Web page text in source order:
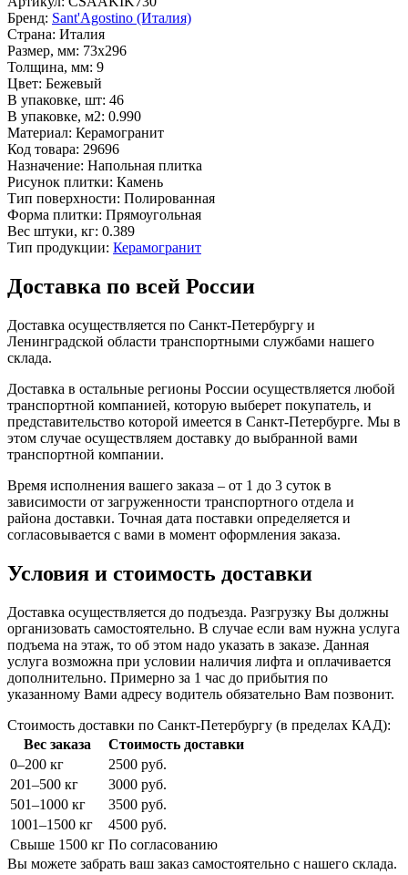
Бренд: Sant'Agostino (Италия)
Страна: Италия
Размер, мм: 73x296
Толщина, мм: 9
Цвет: Бежевый
В упаковке, шт: 46
В упаковке, м2: 0.990
Материал: Керамогранит
Код товара: 29696
Назначение: Напольная плитка
Рисунок плитки: Камень
Тип поверхности: Полированная
Форма плитки: Прямоугольная
Вес штуки, кг: 0.389
Тип продукции: Керамогранит
Доставка по всей России
Доставка осуществляется по Санкт-Петербургу и
Ленинградской области транспортными службами нашего
склада.
Доставка в остальные регионы России осуществляется любой
транспортной компанией, которую выберет покупатель, и
представительство которой имеется в Санкт-Петербурге. Мы в
этом случае осуществляем доставку до выбранной вами
транспортной компании.
Время исполнения вашего заказа – от 1 до 3 суток в
зависимости от загруженности транспортного отдела и
района доставки. Точная дата поставки определяется и
согласовывается с вами в момент оформления заказа.
Условия и стоимость доставки
Доставка осуществляется до подъезда. Разгрузку Вы должны
организовать самостоятельно. В случае если вам нужна услуга
подъема на этаж, то об этом надо указать в заказе. Данная
услуга возможна при условии наличия лифта и оплачивается
дополнительно. Примерно за 1 час до прибытия по
указанному Вами адресу водитель обязательно Вам позвонит.
Стоимость доставки по Санкт-Петербургу (в пределах КАД):
Вес заказа
Стоимость доставки
0–200 кг
2500 руб.
201–500 кг
3000 руб.
501–1000 кг
3500 руб.
1001–1500 кг
4500 руб.
Свыше 1500 кг По согласованию
Вы можете забрать ваш заказ самостоятельно с нашего склада.